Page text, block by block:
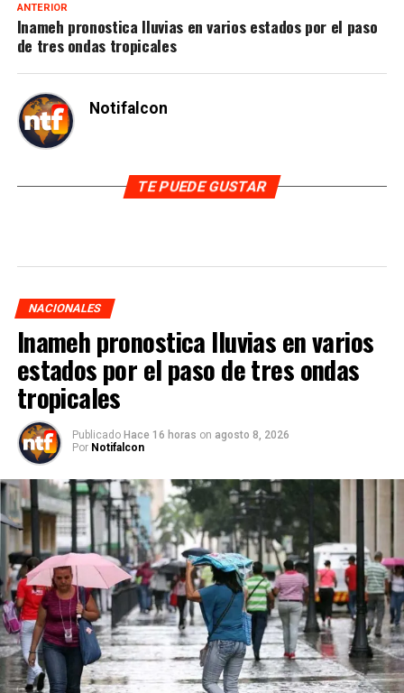
ANTERIOR
Inameh pronostica lluvias en varios estados por el paso
de tres ondas tropicales
Notifalcon
TE PUEDE GUSTAR
NACIONALES
Inameh pronostica lluvias en varios
estados por el paso de tres ondas
tropicales
Publicado Hace 16 horas on agosto 8, 2026
Por Notifalcon